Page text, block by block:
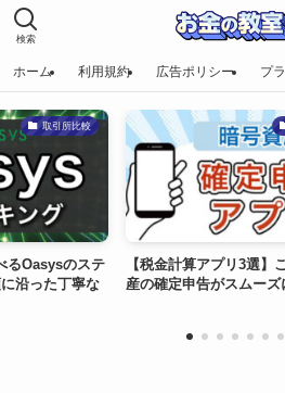
検索
ホーム 利用規約 広告ポリシー プ
取引所比較
のステ
た丁寧な
取引
【税金計算アプリ3選】これで
産の確定申告がスムーズに終